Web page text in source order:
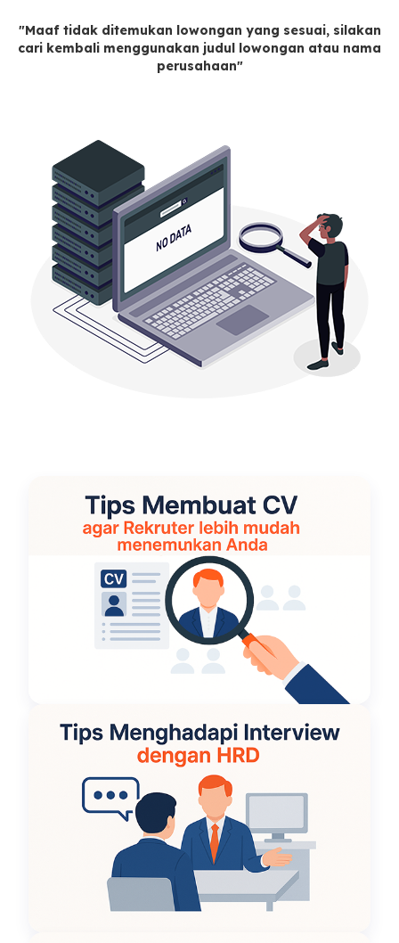
"Maaf tidak ditemukan lowongan yang sesuai, silakan
cari kembali menggunakan judul lowongan atau nama
perusahaan"